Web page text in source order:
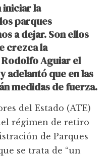
iniciar la
parques
a dejar. Son ellos
crezca la
Aguiar el
adelantó que en las
medidas de fuerza.
del Estado (ATE)
régimen de retiro
de Parques
se trata de “un